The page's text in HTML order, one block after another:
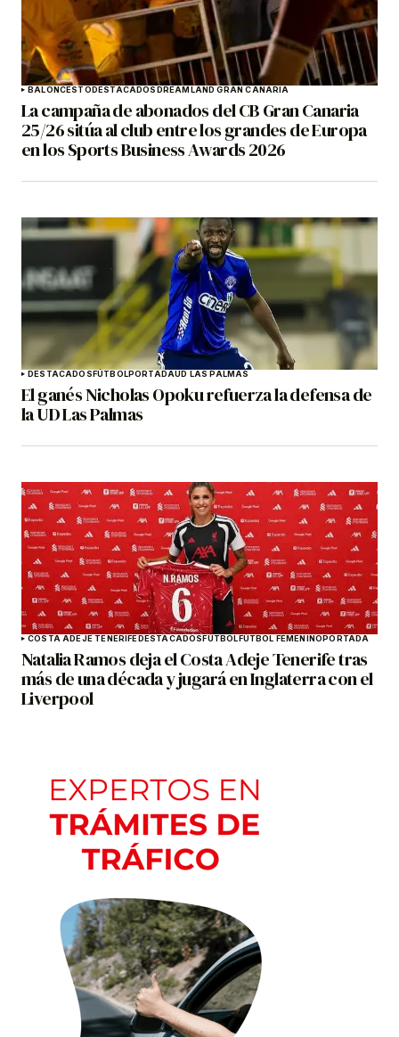
BALONCESTODESTACADOSDREAMLAND GRAN CANARIA
La campaña de abonados del CB Gran Canaria
25/26 sitúa al club entre los grandes de Europa
en los Sports Business Awards 2026
DESTACADOSFÚTBOLPORTADAUD LAS PALMAS
El ganés Nicholas Opoku refuerza la defensa de
la UD Las Palmas
COSTA ADEJE TENERIFEDESTACADOSFÚTBOLFÚTBOL FEMENINOPORTADA
Natalia Ramos deja el Costa Adeje Tenerife tras
más de una década y jugará en Inglaterra con el
Liverpool